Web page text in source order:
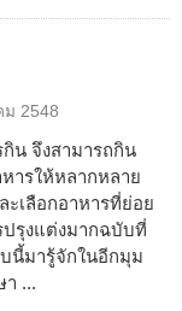
ม 2548
กิน จึงสามารถกิน
ารให้หลากหลาย
เลือกอาหารที่ย่อย
ปรุงแต่งมากฉบับที่
บนี้มารู้จักในอีกมุม
...